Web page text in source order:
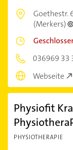
Goethestr.
(Merkers)
036969 33
Webseite
Physiofit
PHYSIOTHERAPIE